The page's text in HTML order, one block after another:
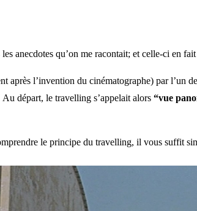
anecdotes qu’on me racontait; et celle-ci en
après l’invention du cinématographe) par l’un
Au départ, le travelling s’appelait alors “vue
le principe du travelling, il vous suffit